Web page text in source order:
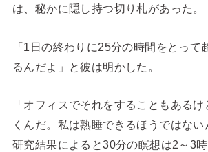
は、秘かに隠し持つ切り札があった。
「1日の終わりに25分の時間をとって
るんだよ」と彼は明かした。
「オフィスでそれをすることもある
くんだ。私は熟睡できるほうではな
研究結果によると30分の瞑想は2～3